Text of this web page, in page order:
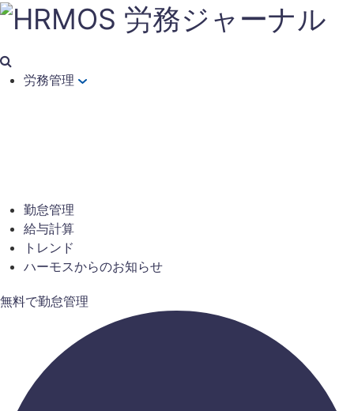
労務管理
勤怠管理
給与計算
トレンド
ハーモスからのお知らせ
無料で勤怠管理